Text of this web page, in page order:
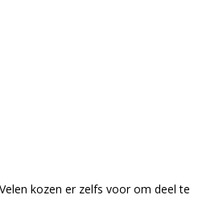
kozen er zelfs voor om deel te